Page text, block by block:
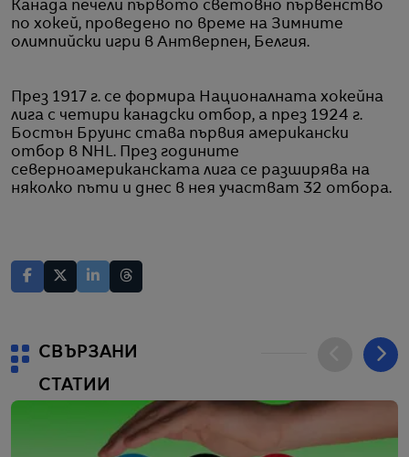
Канада печели първото световно първенство
по хокей, проведено по време на Зимните
олимпийски игри в Антверпен, Белгия.
През 1917 г. се формира Националната хокейна
лига с четири канадски отбор, а през 1924 г.
Бостън Бруинс става първия американски
отбор в NHL. През годините
северноамериканската лига се разширява на
няколко пъти и днес в нея участват 32 отбора.
СВЪРЗАНИ
СТАТИИ